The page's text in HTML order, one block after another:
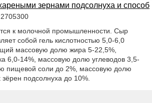
зернами подсолнуха и способ
к молочной промышленности. Сыр
собой гель кислотностью 5,0-6,0
массовую долю жира 5-22,5%,
6,0-14%, массовую долю углеводов 3,5-
пищевой соли до 2%, массовую долю
подсолнуха до 10%.